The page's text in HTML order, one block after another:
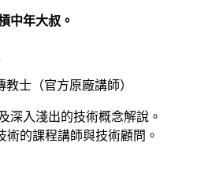
中年大叔。
教士（官方原廠講師）
深入淺出的技術概念解說。
的課程講師與技術顧問。